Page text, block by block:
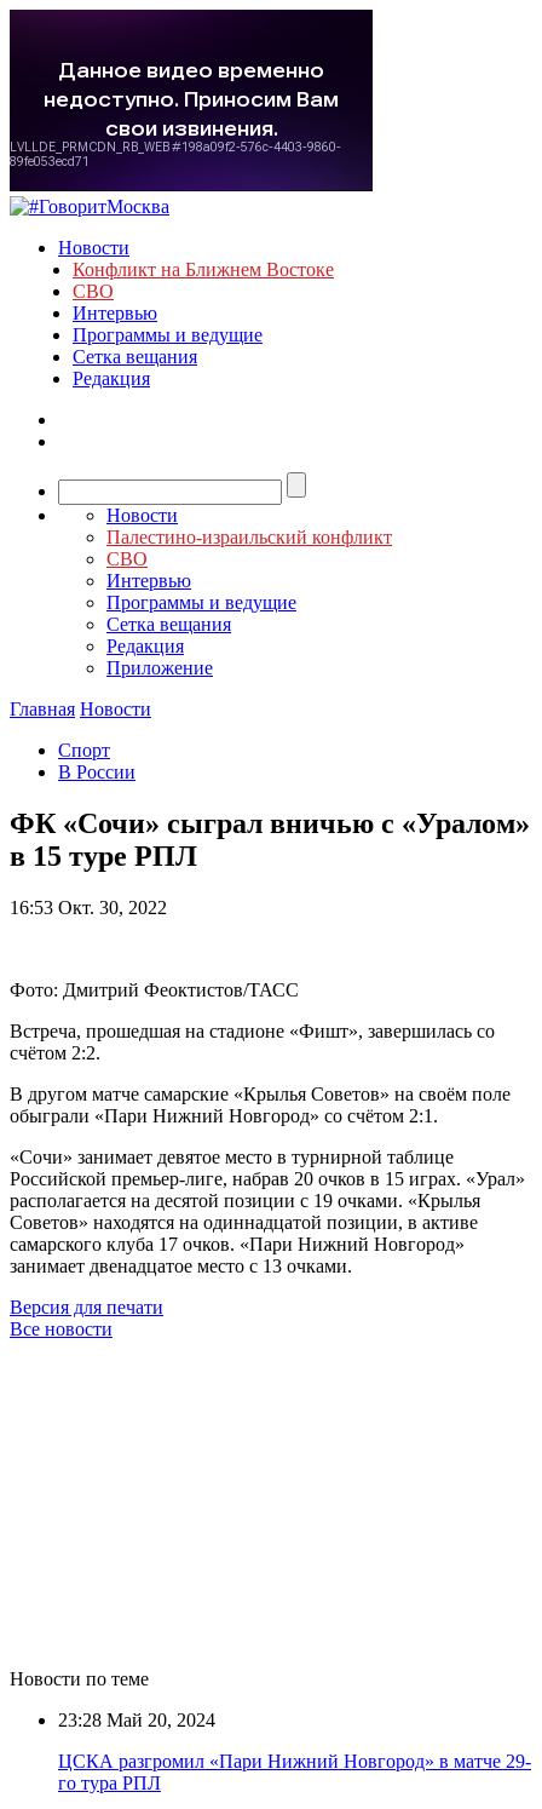
Новости
Конфликт на Ближнем Востоке
СВО
Интервью
Программы и ведущие
Сетка вещания
Редакция
Новости
Палестино-израильский конфликт
СВО
Интервью
Программы и ведущие
Сетка вещания
Редакция
Приложение
Главная Новости
Спорт
В России
ФК «Сочи» сыграл вничью с «Уралом»
в 15 туре РПЛ
16:53 Окт. 30, 2022
Фото: Дмитрий Феоктистов/ТАСС
Встреча, прошедшая на стадионе «Фишт», завершилась со
счётом 2:2.
В другом матче самарские «Крылья Советов» на своём поле
обыграли «Пари Нижний Новгород» со счётом 2:1.
«Сочи» занимает девятое место в турнирной таблице
Российской премьер-лиге, набрав 20 очков в 15 играх. «Урал»
располагается на десятой позиции с 19 очками. «Крылья
Советов» находятся на одиннадцатой позиции, в активе
самарского клуба 17 очков. «Пари Нижний Новгород»
занимает двенадцатое место с 13 очками.
Версия для печати
Все новости
Новости по теме
23:28 Май 20, 2024
ЦСКА разгромил «Пари Нижний Новгород» в матче 29-
го тура РПЛ